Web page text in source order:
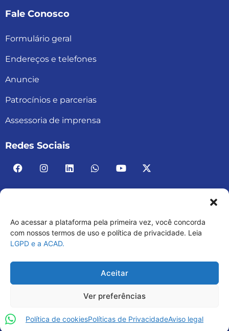
Ao acessar a plataforma pela primeira vez, você concorda
com nossos termos de uso e política de privacidade. Leia
LGPD e a ACAD.
Aceitar
Ver preferências
Política de cookiesPolíticas de PrivacidadeAviso legal
Fale Conosco
Formulário geral
Endereços e telefones
Anuncie
Patrocínios e parcerias
Assessoria de imprensa
Redes Sociais
ACAD BRASIL – ASSOCIAÇÃO BRASILEIRA DE